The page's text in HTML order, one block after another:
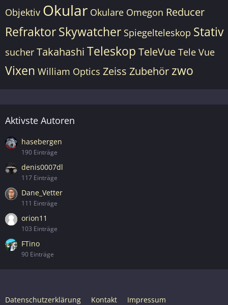
Objektiv Okular Okulare Omegon Reducer
RefraktorSkywatcher Spiegelteleskop Stativ
sucher Takahashi Teleskop TeleVue Tele Vue
Vixen William Optics Zeiss Zubehör zwo
Aktivste Autoren
hasebergen
190 Einträge
denis0007dl
117 Einträge
Dane_Vetter
111 Einträge
orion11
103 Einträge
FTino
90 Einträge
Datenschutzerklärung Kontakt Impressum